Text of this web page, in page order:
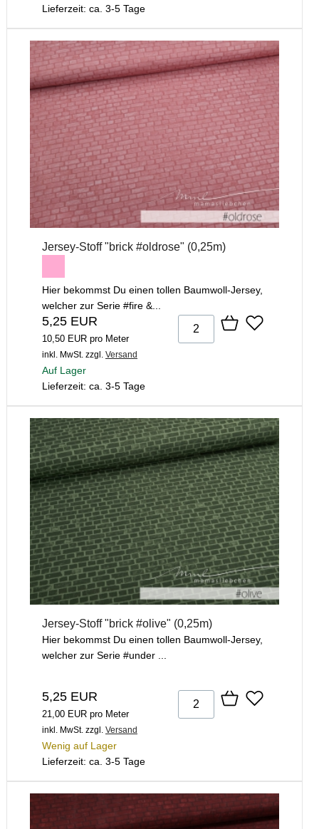
Lieferzeit: ca. 3-5 Tage
Jersey-Stoff "brick #oldrose" (0,25m)
Hier bekommst Du einen tollen Baumwoll-Jersey,
welcher zur Serie #fire &...
5,25 EUR
10,50 EUR pro Meter
inkl. MwSt. zzgl. Versand
Auf Lager
Lieferzeit: ca. 3-5 Tage
Jersey-Stoff "brick #olive" (0,25m)
Hier bekommst Du einen tollen Baumwoll-Jersey,
welcher zur Serie #under ...
5,25 EUR
21,00 EUR pro Meter
inkl. MwSt. zzgl. Versand
Wenig auf Lager
Lieferzeit: ca. 3-5 Tage